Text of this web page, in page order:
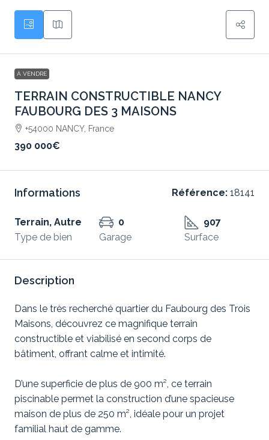
À VENDRE
TERRAIN CONSTRUCTIBLE NANCY
FAUBOURG DES 3 MAISONS
+54000 NANCY, France
390 000€
Informations Référence: 18141
Terrain, Autre
Type de bien
0
Garage
907
Surface
Description
Dans le très recherché quartier du Faubourg des Trois
Maisons, découvrez ce magnifique terrain
constructible et viabilisé en second corps de
bâtiment, offrant calme et intimité.
D’une superficie de plus de 900 m², ce terrain
piscinable permet la construction d’une spacieuse
maison de plus de 250 m², idéale pour un projet
familial haut de gamme.